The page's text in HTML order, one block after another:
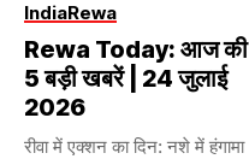
IndiaRewa
Rewa Today: आज की
5 बड़ी खबरें | 24 जुलाई
2026
रीवा में एक्शन का दिन: नशे में हंगामा